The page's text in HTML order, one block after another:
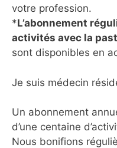
votre profession.
*L’abonnement
activités avec la
sont disponibles en
Je suis médecin
Un abonnement
d’une centaine
Nous bonifions